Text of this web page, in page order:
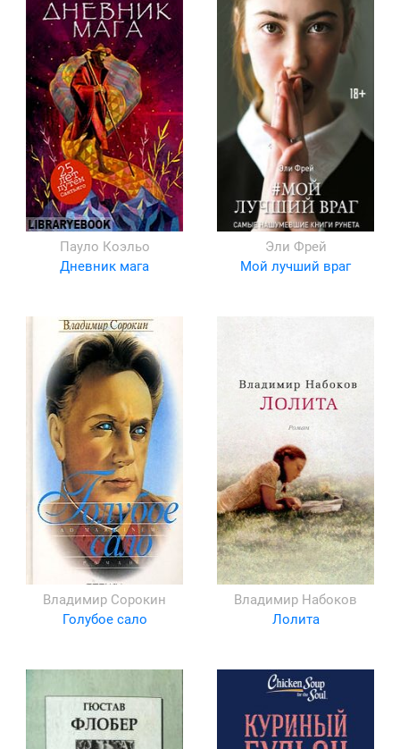
Пауло Коэльо
Дневник мага
Эли Фрей
Мой лучший враг
Владимир Сорокин
Голубое сало
Владимир Набоков
Лолита